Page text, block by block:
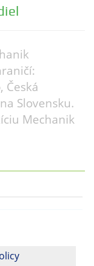
Česká
Slovensku.
Mechanik